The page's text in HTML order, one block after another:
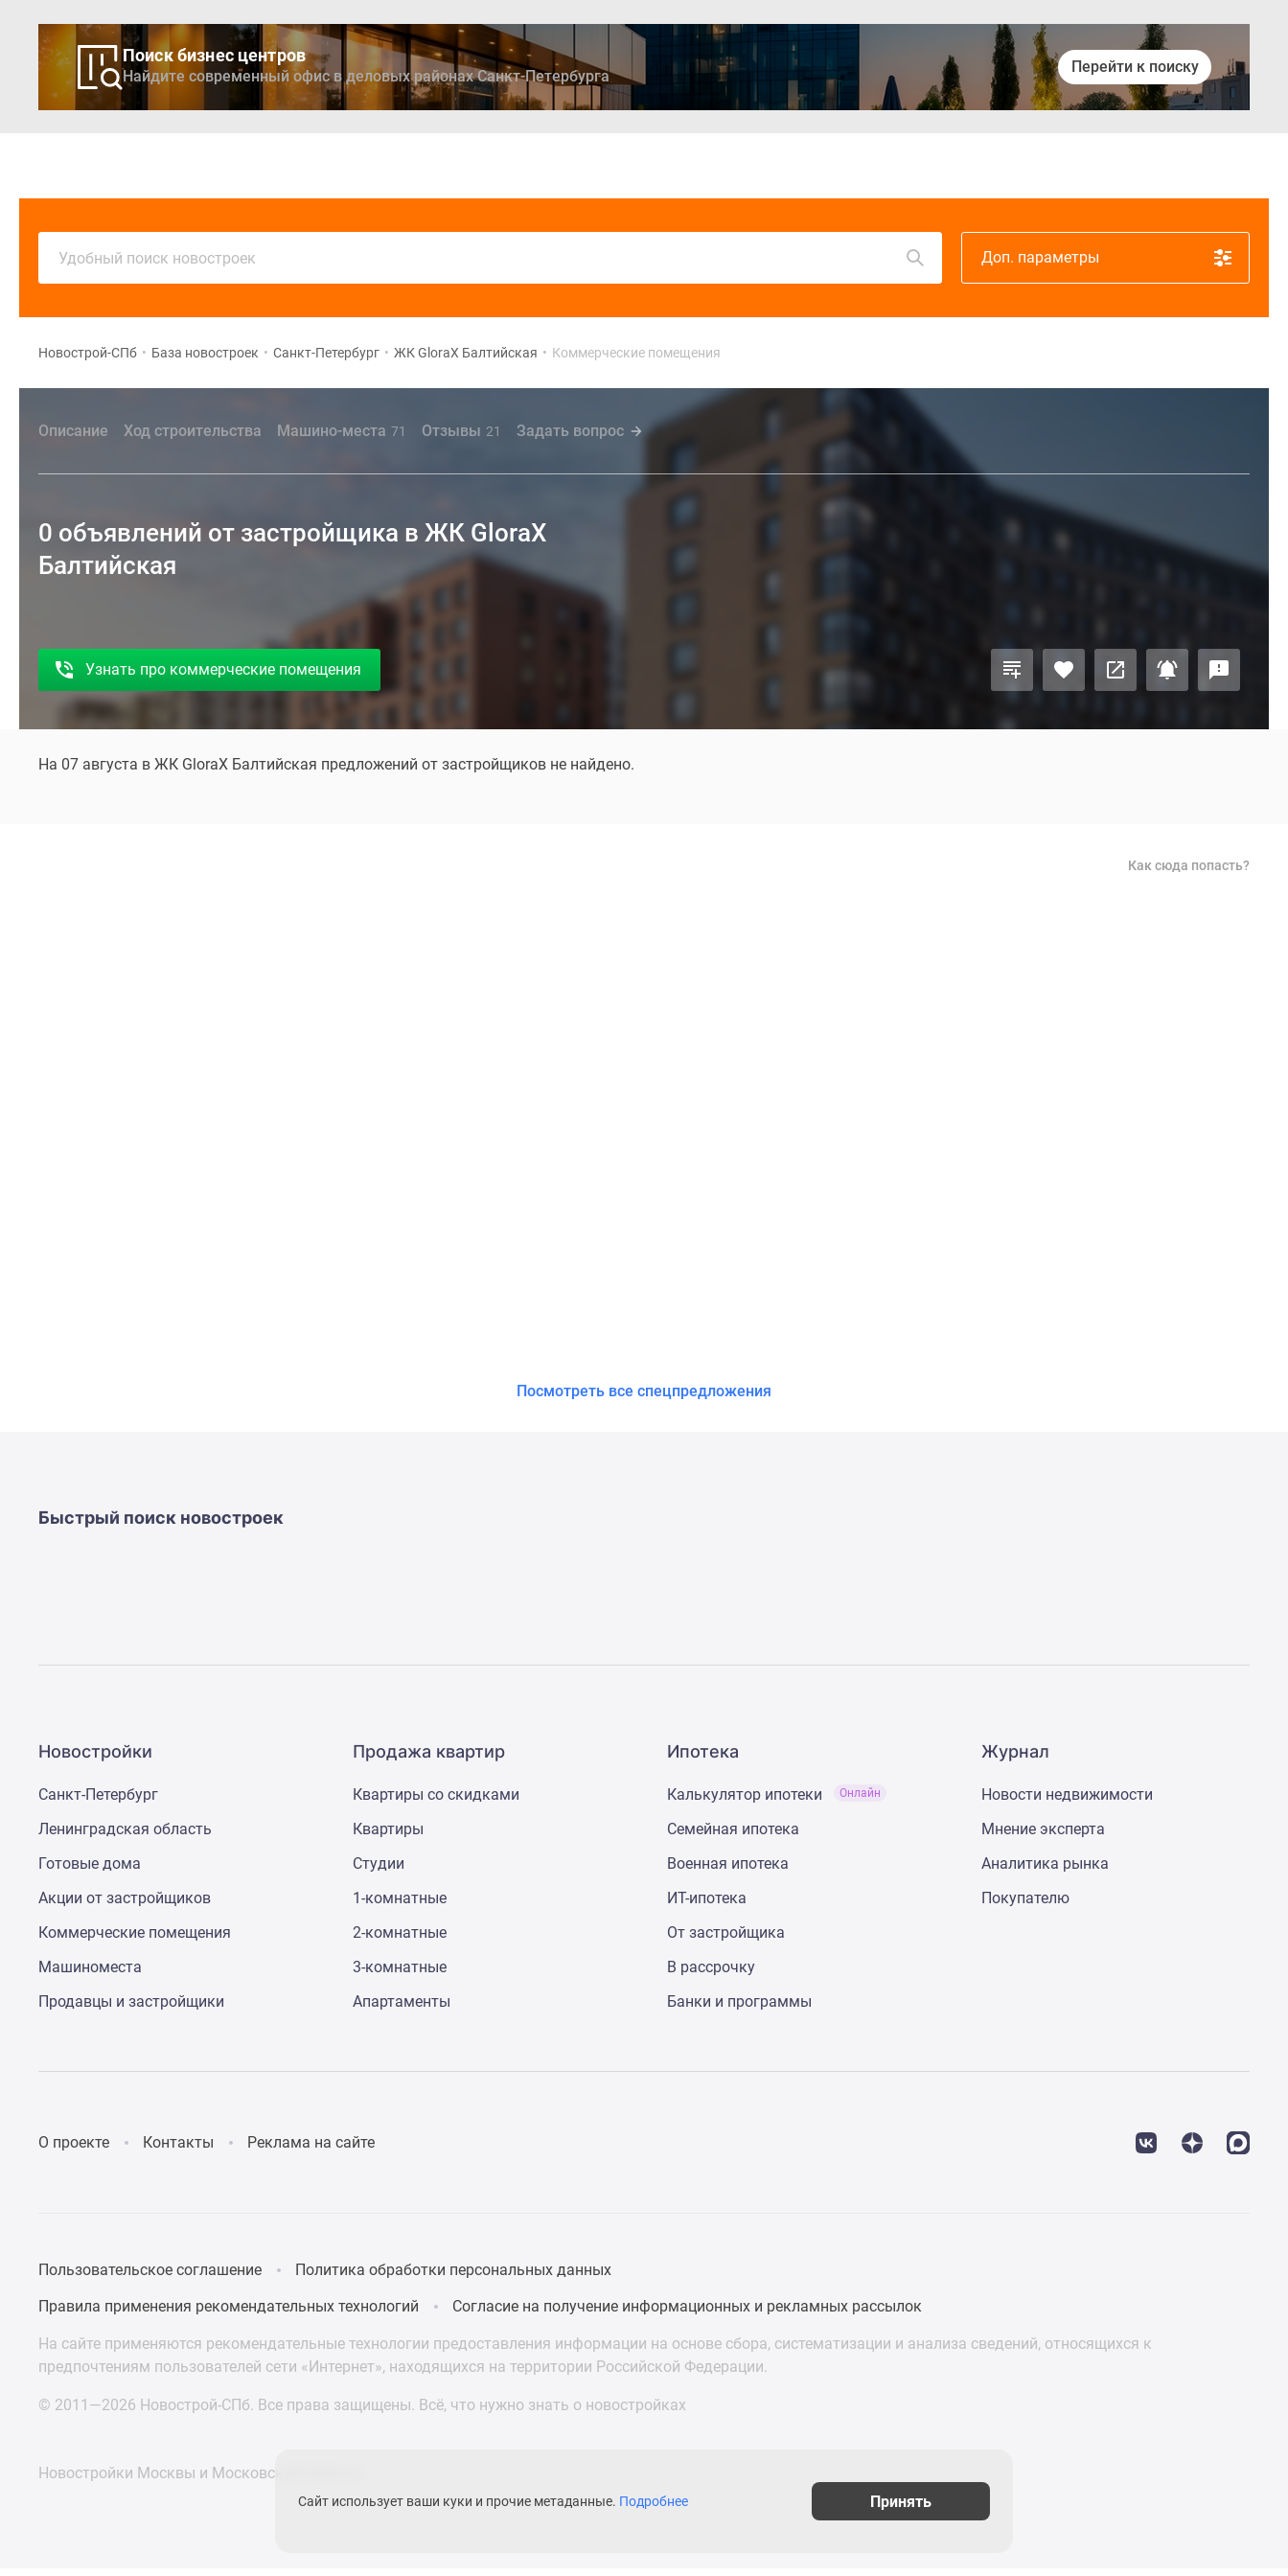
Поиск бизнес центров
Найдите современный офис в деловых районах Санкт-Петербурга
Перейти к поиску
Удобный поиск новостроек Доп. параметры
Новострой-СПб • База новостроек • Санкт-Петербург • ЖК GloraX Балтийская • Коммерческие помещения
Описание Ход строительства Машино-места 71 Отзывы 21 Задать вопрос
0 объявлений от застройщика в ЖК GloraX
Балтийская
Узнать про коммерческие помещения
На 07 августа в ЖК GloraX Балтийская предложений от застройщиков не найдено.
Как сюда попасть?
Посмотреть все спецпредложения
Быстрый поиск новостроек
Новостройки
Санкт-Петербург
Ленинградская область
Готовые дома
Акции от застройщиков
Коммерческие помещения
Машиноместа
Продавцы и застройщики
Продажа квартир
Квартиры со скидками
Квартиры
Студии
1-комнатные
2-комнатные
3-комнатные
Апартаменты
Ипотека
Калькулятор ипотеки Онлайн
Семейная ипотека
Военная ипотека
ИТ-ипотека
От застройщика
В рассрочку
Банки и программы
Журнал
Новости недвижимости
Мнение эксперта
Аналитика рынка
Покупателю
О проекте Контакты Реклама на сайте
Пользовательское соглашение
Политика обработки персональных данных
Правила применения рекомендательных технологий
Согласие на получение информационных и рекламных рассылок
На сайте применяются рекомендательные технологии предоставления информации на основе сбора, систематизации и анализа сведений, относящихся к
предпочтениям пользователей сети «Интернет», находящихся на территории Российской Федерации.
© 2011—2026 Новострой-СПб. Все права защищены. Всё, что нужно знать о новостройках
Новостройки Москвы и Московской области
Сайт использует ваши куки и прочие метаданные. Подробнее Принять